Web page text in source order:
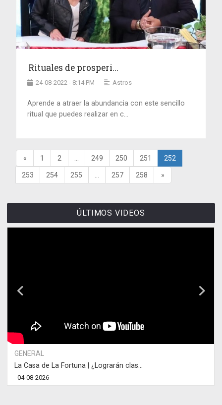
Rituales de prosperi...
24-08-2022 - 8:14 PM Astros
Aprende a atraer la abundancia con este sencillo
ritual que puedes realizar en c...
« 1 2 249 250 251 252
253 254 255 257 258 »
ÚLTIMOS VIDEOS
GENERAL
La Casa de La Fortuna | ¿Lograrán clas...
04-08-2026